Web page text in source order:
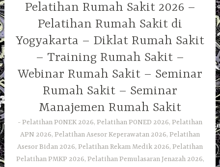
Pelatihan Rumah Sakit 2026 –
Pelatihan Rumah Sakit di
Yogyakarta – Diklat Rumah Sakit
– Training Rumah Sakit –
Webinar Rumah Sakit – Seminar
Rumah Sakit – Seminar
Manajemen Rumah Sakit
Pelatihan PONEK 2026, Pelatihan PONED 2026, Pelatihan
APN 2026, Pelatihan Asesor Keperawatan 2026, Pelatihan
Asesor Bidan 2026, Pelatihan Rekam Medik 2026, Pelatihan
Pelatihan PMKP 2026, Pelatihan Pemulasaran Jenazah 2026,